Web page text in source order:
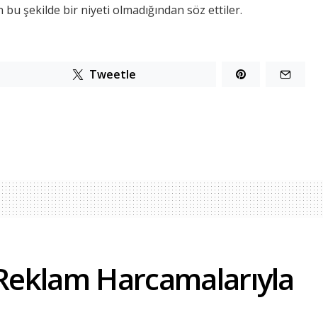
bu şekilde bir niyeti olmadığından söz ettiler.
Tweetle
Harcamalarıyla